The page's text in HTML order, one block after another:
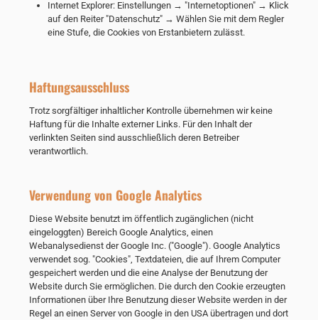
Internet Explorer: Einstellungen → "Internetoptionen" → Klick
auf den Reiter "Datenschutz" → Wählen Sie mit dem Regler
eine Stufe, die Cookies von Erstanbietern zulässt.
Haftungsausschluss
Trotz sorgfältiger inhaltlicher Kontrolle übernehmen wir keine
Haftung für die Inhalte externer Links. Für den Inhalt der
verlinkten Seiten sind ausschließlich deren Betreiber
verantwortlich.
Verwendung von Google Analytics
Diese Website benutzt im öffentlich zugänglichen (nicht
eingeloggten) Bereich Google Analytics, einen
Webanalysedienst der Google Inc. ("Google"). Google Analytics
verwendet sog. "Cookies", Textdateien, die auf Ihrem Computer
gespeichert werden und die eine Analyse der Benutzung der
Website durch Sie ermöglichen. Die durch den Cookie erzeugten
Informationen über Ihre Benutzung dieser Website werden in der
Regel an einen Server von Google in den USA übertragen und dort